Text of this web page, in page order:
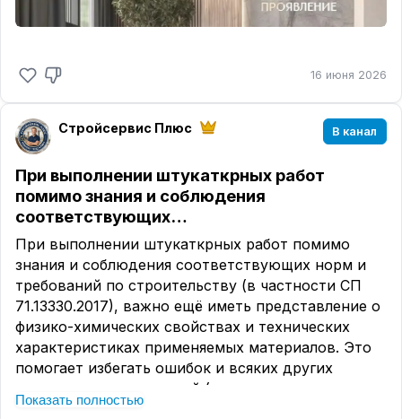
16 июня 2026
Стройсервис Плюс В канал
При выполнении штукаткрных работ
помимо знания и соблюдения
соответствующих…
При выполнении штукаткрных работ помимо
знания и соблюдения соответствующих норм и
требований по строительству (в частности СП
71.13330.2017), важно ещё иметь представление о
физико-химических свойствах и технических
характеристиках применяемых материалов. Это
помогает избегать ошибок и всяких других
негативных последствий,(таких как например
появления трещин на стенах и прочих похожих
Показать полностью